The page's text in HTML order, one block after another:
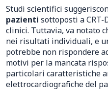
Studi scientifici
pazienti sottoposti a
clinici. Tuttavia, va notato
nei risultati individuali, e
potrebbe non rispondere
motivi per la mancata
particolari caratteristiche
elettrocardiografiche del